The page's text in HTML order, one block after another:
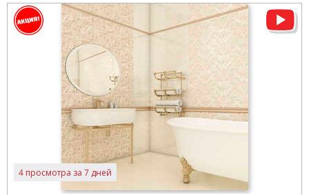
4 просмотра за 7 дней